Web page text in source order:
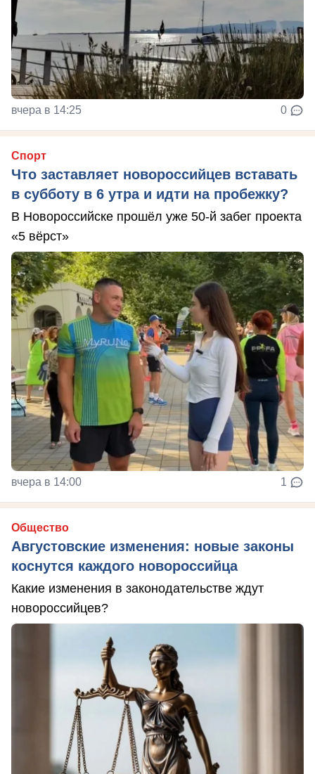
вчера в 14:25 0
Спорт
Что заставляет новороссийцев вставать
в субботу в 6 утра и идти на пробежку?
В Новороссийске прошёл уже 50-й забег проекта
«5 вёрст»
вчера в 14:00 1
Общество
Августовские изменения: новые законы
коснутся каждого новороссийца
Какие изменения в законодательстве ждут
новороссийцев?